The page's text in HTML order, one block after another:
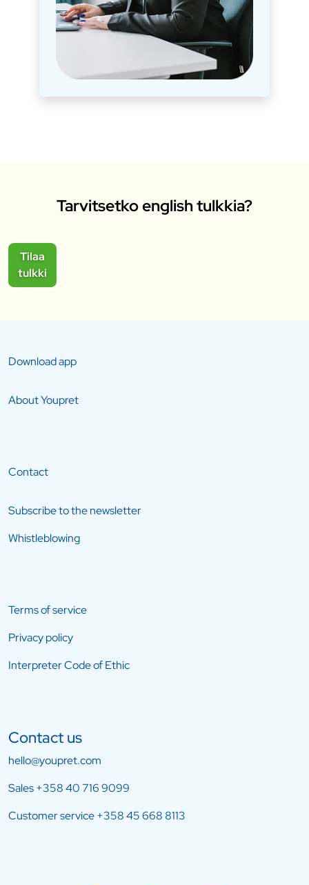
Tarvitsetko english tulkkia?
Tilaa
tulkki
Download app
About Youpret
Contact
Subscribe to the newsletter
Whistleblowing
Terms of service
Privacy policy
Interpreter Code of Ethic
Contact us
hello@youpret.com
Sales+358 40 716 9099
Customer service+358 45 668 8113